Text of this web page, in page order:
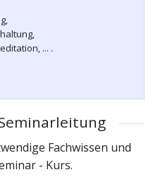
... .
Fachwissen und
- Kurs.